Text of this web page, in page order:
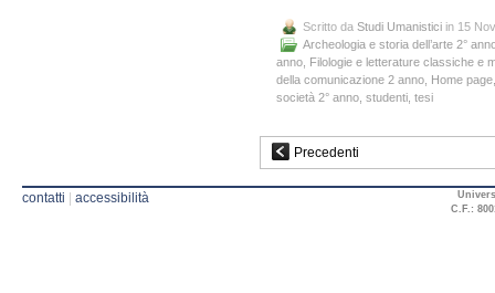
Scritto da Studi Umanistici in 15
Archeologia e storia dell’arte 2°
anno Filologie e letterature classiche e
della comunicazione 2 anno Home page
società 2° anno studenti tesi
Precedenti
contatti accessibilità
C.F.: